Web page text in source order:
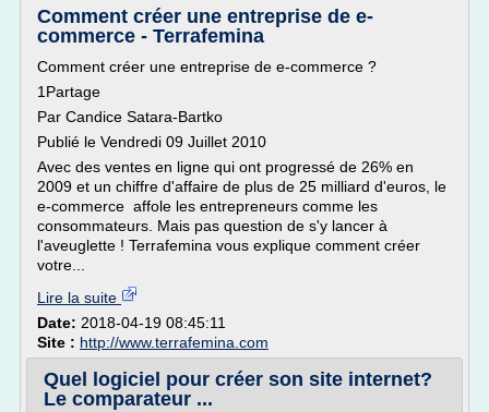
Comment créer une entreprise de e-
commerce - Terrafemina
Comment créer une entreprise de e-commerce ?
1Partage
Par Candice Satara-Bartko
Publié le Vendredi 09 Juillet 2010
Avec des ventes en ligne qui ont progressé de 26% en
2009 et un chiffre d'affaire de plus de 25 milliard d'euros, le
e-commerce affole les entrepreneurs comme les
consommateurs. Mais pas question de s'y lancer à
l'aveuglette ! Terrafemina vous explique comment créer
votre...
Lire la suite
Date: 2018-04-19 08:45:11
Site : http://www.terrafemina.com
Quel logiciel pour créer son site internet?
Le comparateur ...